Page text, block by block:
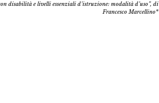
disabilità e livelli essenziali d’istruzione: modalità d’uso”, di
Francesco Marcellino*